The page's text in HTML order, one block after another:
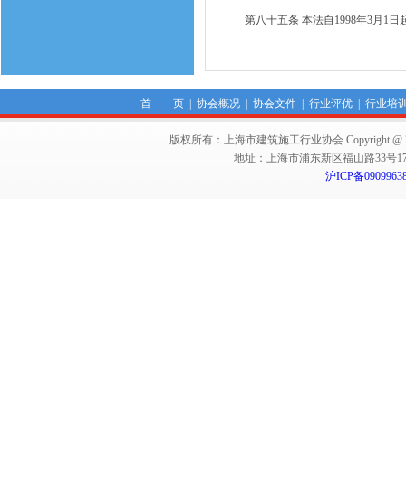
第八十五条 本法自1998年3月1日
首 页| 协会概况| 协会文件| 行业评优| 行业培
版权所有：上海市建筑施工行业协会 Copyright @
地址：上海市浦东新区福山路33号
沪ICP备